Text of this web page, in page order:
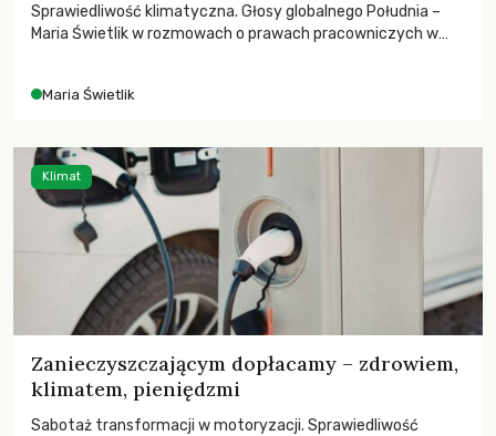
Sprawiedliwość klimatyczna. Głosy globalnego Południa –
Maria Świetlik w rozmowach o prawach pracowniczych w
Maria Świetlik
Zanieczyszczającym dopłacamy – zdrowiem,
klimatem, pieniędzmi
Sabotaż transformacji w motoryzacji. Sprawiedliwość
Klimat